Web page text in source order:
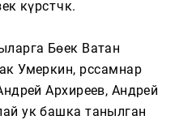
күрсәтәчәк.
Бөек Ватан
Умеркин, рәссамнар
Архиреев, Андрей
ук башка танылган